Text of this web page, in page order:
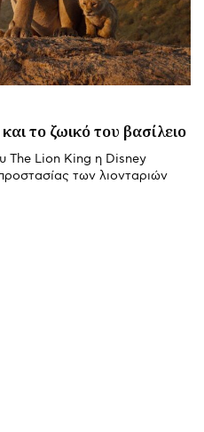
το ζωικό του βασίλειο
The Lion King η Disney
των λιονταριών